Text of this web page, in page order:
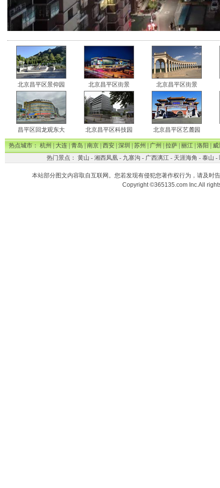
北京昌平区景仰园 北京昌平区街景 北京昌平区街景
昌平区回龙观东大 北京昌平区科技园 北京昌平区艺麓园
热点城市：杭州|大连|青岛|南京|西安|深圳|苏州|广州|拉萨|丽江|洛阳|威
热门景点： 黄山 - 湘西凤凰- 九寨沟 - 广西漓江- 天涯海角 - 泰山 -
本站部分图文内容取自互联网。您若发现有侵犯您著作权行为，请及时
Copyright ©365135.com Inc.All